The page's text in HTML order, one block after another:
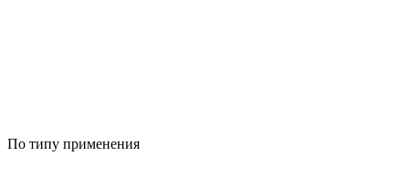
По типу применения